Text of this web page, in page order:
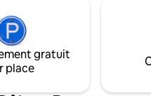
et
style intemporel
de la maison.
chez vous dans
unique en son
gratuit
place